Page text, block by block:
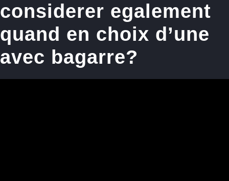
considerer egalement
quand en choix d’une
avec bagarre?